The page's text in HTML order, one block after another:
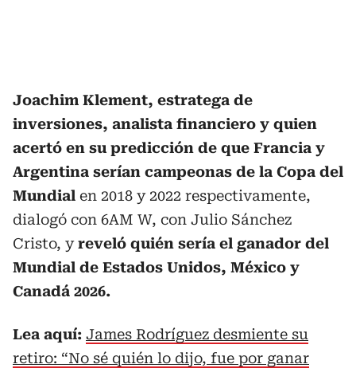
Joachim Klement, estratega de
inversiones, analista financiero y quien
acertó en su predicción de que Francia y
Argentina serían campeonas de la Copa del
Mundial en 2018 y 2022 respectivamente,
dialogó con 6AM W, con Julio Sánchez
Cristo, yreveló quién sería el ganador del
Mundial de Estados Unidos, México y
Canadá 2026.
Lea aquí: James Rodríguez desmiente su
retiro: “No sé quién lo dijo, fue por ganar